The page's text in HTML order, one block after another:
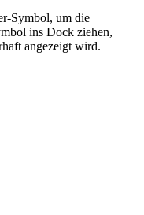
Symbol, um die
ins Dock ziehen,
angezeigt wird.